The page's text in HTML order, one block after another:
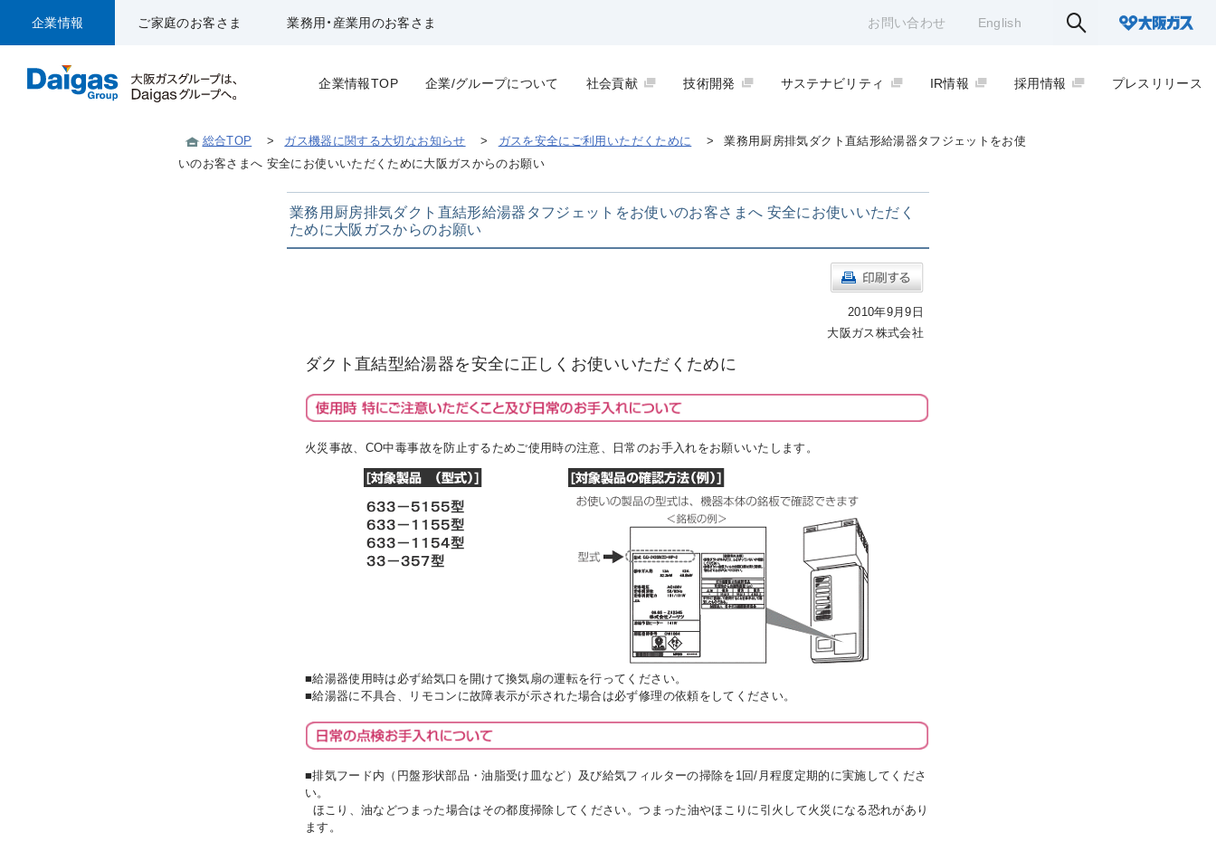
企業情報 ご家庭のお客さま 業務用・産業用のお客さま お問い合わせ English
企業情報TOP 企業/グループについて 社会貢献 技術開発 サステナビリティ IR情報 採用情報 プレスリリース
総合TOP > ガス機器に関する大切なお知らせ > ガスを安全にご利用いただくために >
業務用厨房排気ダクト直結形給湯器タフジェットをお使
いのお客さまへ 安全にお使いいただくために大阪ガスからのお願い
業務用厨房排気ダクト直結形給湯器タフジェットをお使いのお客さまへ 安全にお使いいただく
ために大阪ガスからのお願い
2010年9月9日
大阪ガス株式会社
ダクト直結型給湯器を安全に正しくお使いいただくために
火災事故、CO中毒事故を防止するためご使用時の注意、日常のお手入れをお願いいたします。
■給湯器使用時は必ず給気口を開けて換気扇の運転を行ってください。
■給湯器に不具合、リモコンに故障表示が示された場合は必ず修理の依頼をしてください。
■排気フード内（円盤形状部品・油脂受け皿など）及び給気フィルターの掃除を1回/月程度定期的に実施してくださ
い。
ほこり、油などつまった場合はその都度掃除してください。つまった油やほこりに引火して火災になる恐れがあり
ます。